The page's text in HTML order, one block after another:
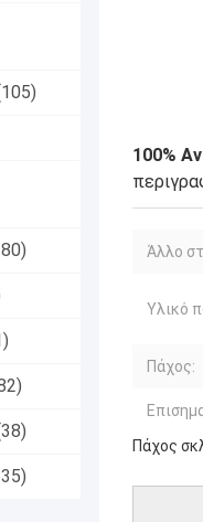
100%
Άλλο
Υλικό
Πάχος:
Πάχος